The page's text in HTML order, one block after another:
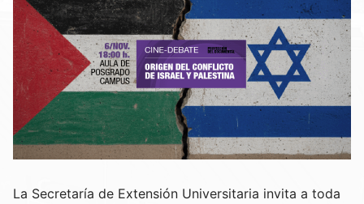
La Secretaría de Extensión Universitaria invita a toda